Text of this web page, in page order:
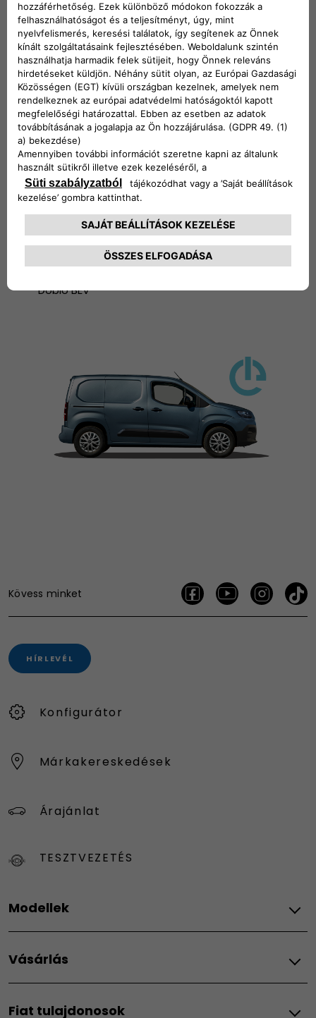
Doblò
Doblò BEV
Kövess minket
HÍRLEVÉL
Konfigurátor
Márkakereskedések
Árajánlat
TESZTVEZETÉS
Modellek
Grande Panda Elektromos
Pandina
Vásárlás
Finanszírozás
Fiat tulajdonosok